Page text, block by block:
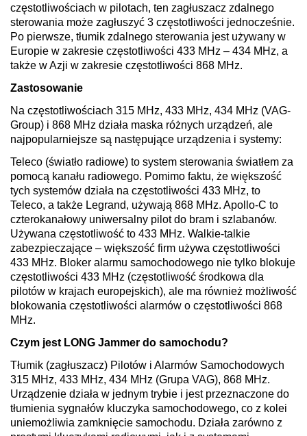
częstotliwościach w pilotach, ten zagłuszacz zdalnego
sterowania może zagłuszyć 3 częstotliwości jednocześnie.
Po pierwsze, tłumik zdalnego sterowania jest używany w
Europie w zakresie częstotliwości 433 MHz – 434 MHz, a
także w Azji w zakresie częstotliwości 868 MHz.
Zastosowanie
Na częstotliwościach 315 MHz, 433 MHz, 434 MHz (VAG-
Group) i 868 MHz działa maska ​​różnych urządzeń, ale
najpopularniejsze są następujące urządzenia i systemy:
Teleco (światło radiowe) to system sterowania światłem za
pomocą kanału radiowego. Pomimo faktu, że większość
tych systemów działa na częstotliwości 433 MHz, to
Teleco, a także Legrand, używają 868 MHz. Apollo-C to
czterokanałowy uniwersalny pilot do bram i szlabanów.
Używana częstotliwość to 433 MHz. Walkie-talkie
zabezpieczające – większość firm używa częstotliwości
433 MHz. Bloker alarmu samochodowego nie tylko blokuje
częstotliwości 433 MHz (częstotliwość środkowa dla
pilotów w krajach europejskich), ale ma również możliwość
blokowania częstotliwości alarmów o częstotliwości 868
MHz.
Czym jest LONG Jammer do samochodu?
Tłumik (zagłuszacz) Pilotów i Alarmów Samochodowych
315 MHz, 433 MHz, 434 MHz (Grupa VAG), 868 MHz.
Urządzenie działa w jednym trybie i jest przeznaczone do
tłumienia sygnałów kluczyka samochodowego, co z kolei
uniemożliwia zamknięcie samochodu. Działa zarówno z